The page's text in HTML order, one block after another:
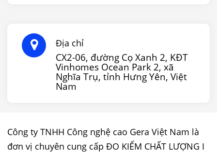
Địa chỉ
CX2-06, đường Cọ Xanh 2, KĐT
Vinhomes Ocean Park 2, xã
Nghĩa Trụ, tỉnh Hưng Yên, Việt
Nam
Công ty TNHH Công nghệ cao Gera Việt Nam là
đơn vị chuyên cung cấp ĐO KIỂM CHẤT LƯỢNG I